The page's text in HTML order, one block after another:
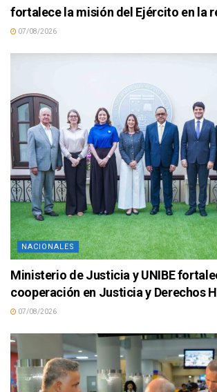
fortalece la misión del Ejército en la
07/08/2026
NACIONALES
Ministerio de Justicia y UNIBE
cooperación en Justicia y Derechos
07/08/2026